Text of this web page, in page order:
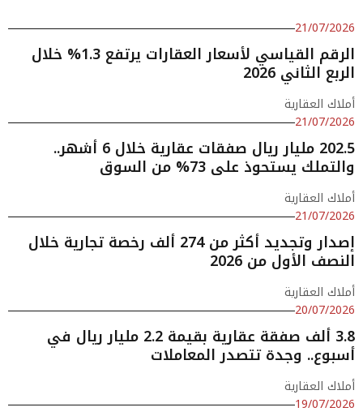
21/07/2026
الرقم القياسي لأسعار العقارات يرتفع 1.3% خلال
الربع الثاني 2026
أملاك العقارية
21/07/2026
202.5 مليار ريال صفقات عقارية خلال 6 أشهر..
والتملك يستحوذ على 73% من السوق
أملاك العقارية
21/07/2026
إصدار وتجديد أكثر من 274 ألف رخصة تجارية خلال
النصف الأول من 2026
أملاك العقارية
20/07/2026
3.8 ألف صفقة عقارية بقيمة 2.2 مليار ريال في
أسبوع.. وجدة تتصدر المعاملات
أملاك العقارية
19/07/2026